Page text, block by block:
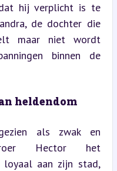
hij verplicht is te
de dochter die
maar niet wordt
binnen de
heldendom
als zwak en
Hector het
loyaal aan zijn stad,